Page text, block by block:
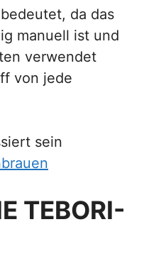
da das
manuell ist und
verwendet
von jede
sein
TEBORI-